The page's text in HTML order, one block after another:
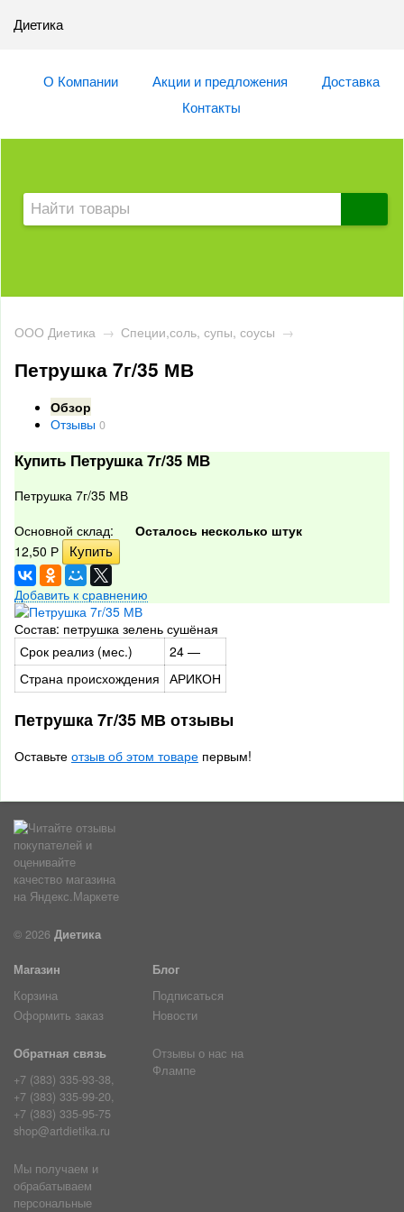
Диетика
О Компании Акции и предложения
Доставка
Контакты
ООО Диетика → Специи,соль, супы, соусы →
Петрушка 7г/35 МВ
Обзор
Отзывы 0
Купить Петрушка 7г/35 МВ
Петрушка 7г/35 МВ
Основной склад:
Осталось несколько штук
12,50 Р
Добавить к сравнению
Состав: петрушка зелень сушёная
Срок реализ (мес.)
24 —
Страна происхождения АРИКОН
Петрушка 7г/35 МВ отзывы
Оставьте отзыв об этом товаре первым!
© 2026 Диетика
Магазин
Корзина
Оформить заказ
Блог
Подписаться
Новости
Обратная связь
+7 (383) 335-93-38,
+7 (383) 335-99-20,
+7 (383) 335-95-75
shop@artdietika.ru
Отзывы о нас на
Флампе
Мы получаем и
обрабатываем
персональные